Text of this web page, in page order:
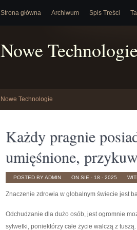
Strona główna Archiwum Spis Treści
Nowe
Nowe Technologie
Każdy pragnie
umięśnione,
POSTED BY ADMIN ON SIE - 18 - 2025
Znaczenie zdrowia w globalnym świecie jest
Odchudzanie dla dużo osób, jest ogromnie
sylwetki, poniektórzy całe życie walczą z